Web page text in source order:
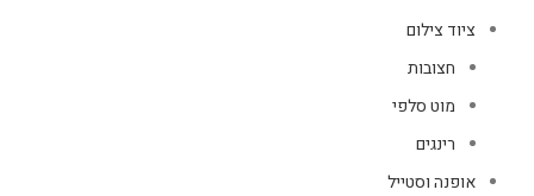
ציוד צילום
חצובות
מוט סלפי
רינגים
אופנה וסטייל